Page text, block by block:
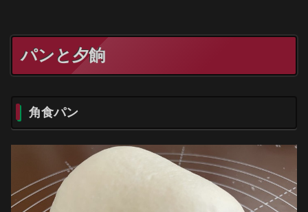
パンと夕餉
角食パン